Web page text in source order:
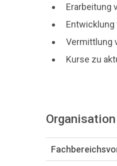
Erarbeitung
Entwicklung
Vermittlung
Kurse zu
Organisation